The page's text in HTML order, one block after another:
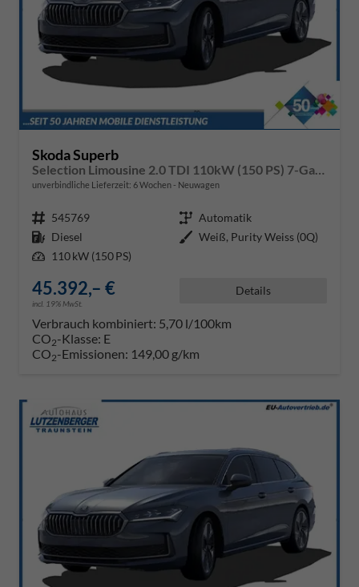
Skoda Superb
unverbindliche Lieferzeit: 6 Wochen Neuwagen
Fahrzeugnr. 545769 Getriebe Automatik
Kraftstoff Diesel Außenfarbe Weiß, Purity Weiss (0Q)
Leistung 110 kW (150 PS)
45.392,– €
incl. 19% MwSt.
Details
Verbrauch kombiniert: 5,70 l/100km
CO2-Klasse: E
CO2-Emissionen: 149,00 g/km